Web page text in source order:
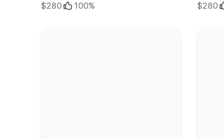
$280
100%
$280